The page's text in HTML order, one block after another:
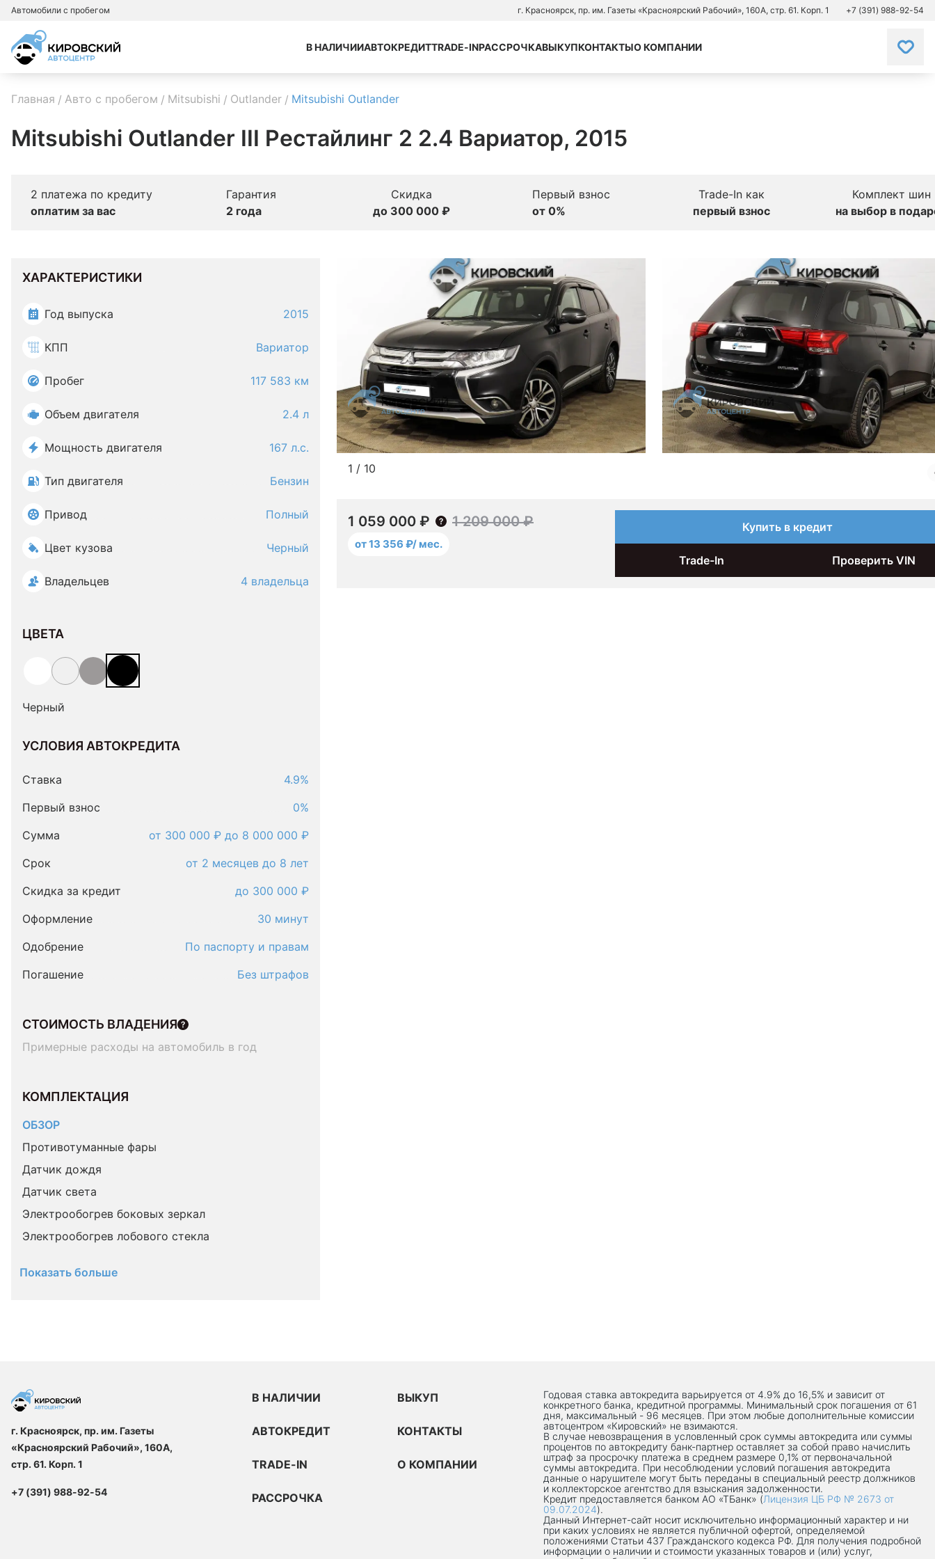
Автомобили с пробегом г. Красноярск, пр. им. Газеты «Красноярский Рабочий», 160А, стр. 61. Корп. 1 +7 (391) 988-92-54
В НАЛИЧИИАВТОКРЕДИТTRADE-INРАССРОЧКАВЫКУПКОНТАКТЫО КОМПАНИИ
Главная Авто с пробегом Mitsubishi Outlander Mitsubishi Outlander
Mitsubishi Outlander III Рестайлинг 2 2.4 Вариатор, 2015
2 платежа по кредиту
оплатим за вас
Гарантия
2 года
Скидка
до 300 000 ₽
Первый взнос
от 0%
Trade-In как
первый взнос
Комплект шин
на выбор в
ХАРАКТЕРИСТИКИ
Год выпуска 2015
КПП Вариатор
Пробег 117 583 км
Объем двигателя 2.4 л
Мощность двигателя 167 л.с.
Тип двигателя Бензин
Привод Полный
Цвет кузова Черный
Владельцев 4 владельца
ЦВЕТА
Черный
УСЛОВИЯ АВТОКРЕДИТА
Ставка
4.9%
Первый взнос
0%
Сумма
от 300 000 ₽ до 8 000 000 ₽
Срок
от 2 месяцев до 8 лет
Скидка за кредит
до 300 000 ₽
Оформление
30 минут
Одобрение
По паспорту и правам
Погашение
Без штрафов
СТОИМОСТЬ ВЛАДЕНИЯ
Примерные расходы на автомобиль в год
КОМПЛЕКТАЦИЯ
ОБЗОР
Противотуманные фары
Датчик дождя
Датчик света
Электрообогрев боковых зеркал
Электрообогрев лобового стекла
Показать больше
1 / 10
1 059 000 ₽ 1 209 000 ₽
от 13 356 ₽/ мес.
Купить в кредит
Trade-In Проверить VIN
г. Красноярск, пр. им. Газеты
«Красноярский Рабочий», 160А,
стр. 61. Корп. 1
+7 (391) 988-92-54
В НАЛИЧИИ
АВТОКРЕДИТ
TRADE-IN
РАССРОЧКА
ВЫКУП
КОНТАКТЫ
О КОМПАНИИ
Годовая ставка автокредита варьируется от 4.9% до 16,5% и зависит от
конкретного банка, кредитной программы. Минимальный срок погашения от 61
дня, максимальный - 96 месяцев. При этом любые дополнительные комиссии
автоцентром «Кировский» не взимаются.
В случае невозвращения в условленный срок суммы автокредита или суммы
процентов по автокредиту банк-партнер оставляет за собой право начислить
штраф за просрочку платежа в среднем размере 0,1% от первоначальной
суммы автокредита. При несоблюдении условий погашения автокредита
данные о нарушителе могут быть переданы в специальный реестр должников
и коллекторское агентство для взыскания задолженности.
Кредит предоставляется банком АО «ТБанк» (Лицензия ЦБ РФ № 2673 от
09.07.2024).
Данный Интернет-сaйт носит исключительно информационный характер и ни
при каких условиях не является публичной офертой, определяемой
положениями Статьи 437 Гражданского кодекса РФ. Для получения подробной
информации о наличии и стоимости указанных товаров и (или) услуг,